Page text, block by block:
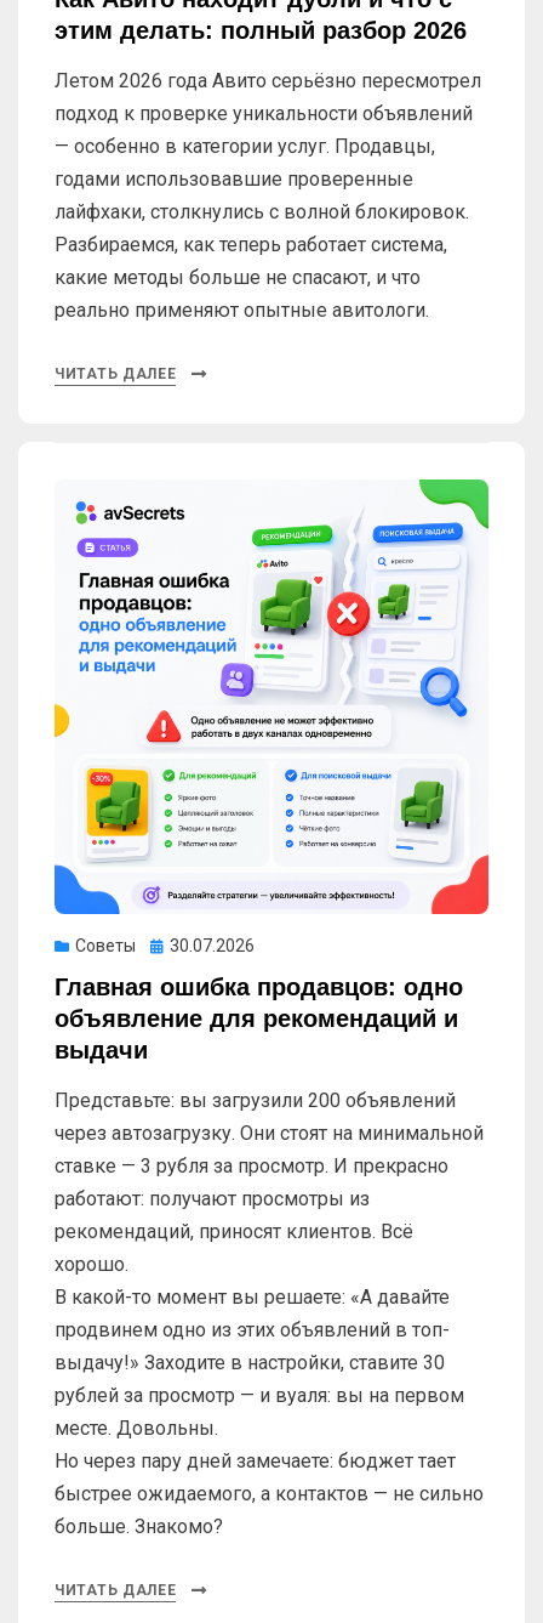
этим делать: полный разбор 2026
Летом 2026 года Авито серьёзно пересмотрел
подход к проверке уникальности объявлений
— особенно в категории услуг. Продавцы,
годами использовавшие проверенные
лайфхаки, столкнулись с волной блокировок.
Разбираемся, как теперь работает система,
какие методы больше не спасают, и что
реально применяют опытные авитологи.
ЧИТАТЬ ДАЛЕЕ
Советы Опубликовано
30.07.2026
Главная ошибка продавцов: одно
объявление для рекомендаций и
выдачи
Представьте: вы загрузили 200 объявлений
через автозагрузку. Они стоят на минимальной
ставке — 3 рубля за просмотр. И прекрасно
работают: получают просмотры из
рекомендаций, приносят клиентов. Всё
хорошо.
В какой-то момент вы решаете: «А давайте
продвинем одно из этих объявлений в топ-
выдачу!» Заходите в настройки, ставите 30
рублей за просмотр — и вуаля: вы на первом
месте. Довольны.
Но через пару дней замечаете: бюджет тает
быстрее ожидаемого, а контактов — не сильно
больше. Знакомо?
ЧИТАТЬ ДАЛЕЕ